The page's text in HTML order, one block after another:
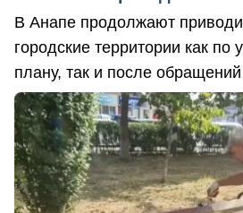
В Анапе продолжают
городские территории как по
плану, так и после